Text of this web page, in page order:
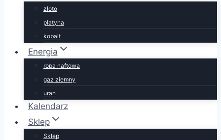
złoto
platyna
kobalt
Energia
ropa naftowa
gaz ziemny
uran
Kalendarz
Sklep
Sklep